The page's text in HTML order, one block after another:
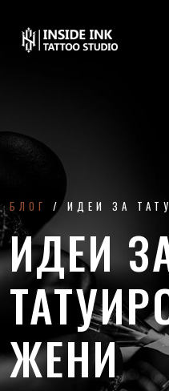
БЛОГ ИДЕИ ЗА
ИДЕИ
ЖЕНИ